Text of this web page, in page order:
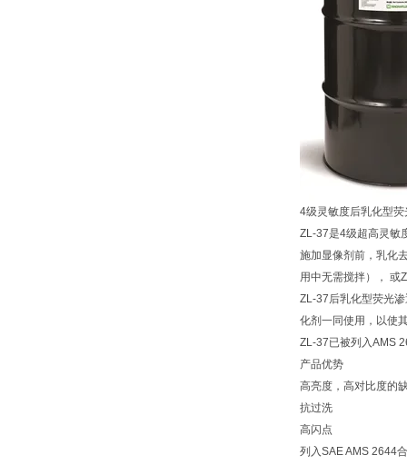
4级灵敏度后乳化型荧
ZL-37是4级超高灵敏
施加显像剂前，乳化
用中无需搅拌）， 或
ZL-37后乳化型荧光
化剂一同使用，以使
ZL-37已被列入AMS
产品优势
高亮度，高对比度的
抗过洗
高闪点
列入SAE AMS 2644